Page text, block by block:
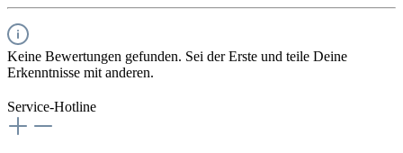
Keine Bewertungen gefunden. Sei der Erste und teile Deine
Erkenntnisse mit anderen.
Service-Hotline